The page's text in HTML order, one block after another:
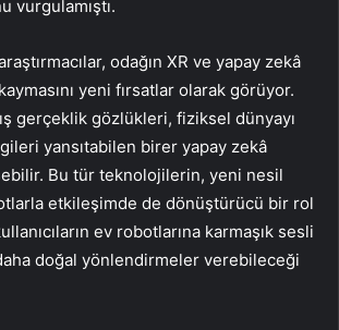
vurgulamıştı.
odağın XR ve yapay zekâ
yeni fırsatlar olarak görüyor.
gerçeklik gözlükleri, fiziksel dünyayı
yansıtabilen birer yapay zekâ
Bu tür teknolojilerin, yeni nesil
etkileşimde de dönüştürücü bir rol
ev robotlarına karmaşık sesli
doğal yönlendirmeler verebileceği